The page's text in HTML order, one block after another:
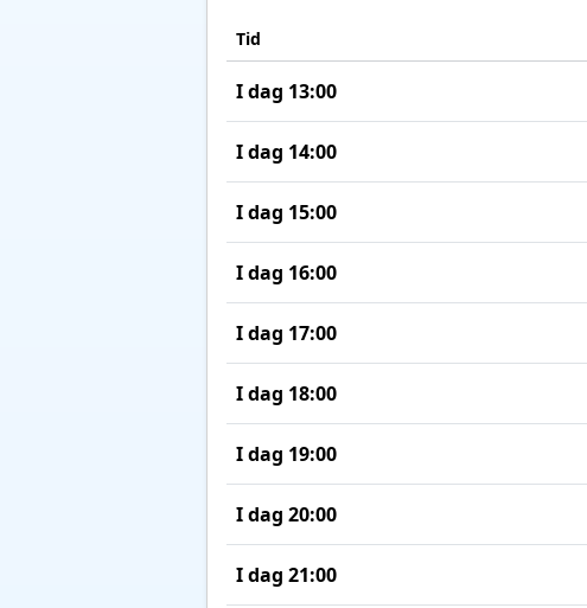
Tid
I dag 13:00
I dag 14:00
I dag 15:00
I dag 16:00
I dag 17:00
I dag 18:00
I dag 19:00
I dag 20:00
I dag 21:00